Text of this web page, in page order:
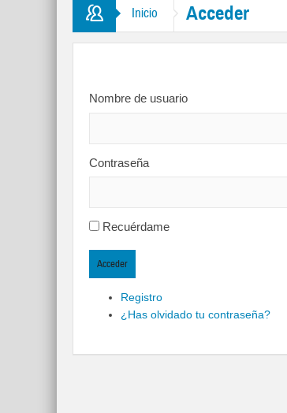
Inicio Acceder
Nombre de usuario
Contraseña
Recuérdame
Acceder
Registro
¿Has olvidado tu contraseña?